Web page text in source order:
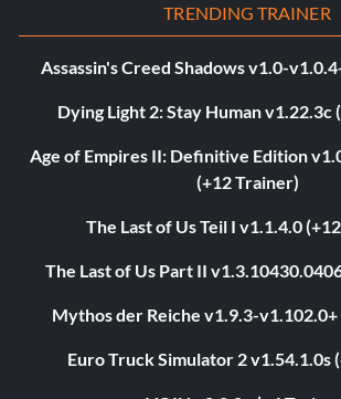
TRENDING TRAINER
Assassin's Creed Shadows v1.0-
Dying Light 2: Stay Human v1.22.3c
Age of Empires II: Definitive Edition
(+12 Trainer)
The Last of Us Teil I v1.1.4.0
The Last of Us Part II
Mythos der Reiche v1.9.3-
Euro Truck Simulator 2 v1.54.1.0s